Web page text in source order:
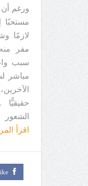
ورغم أن
مستحبًا
لازمًا
مفر
سبب
مباشر
اقرأ